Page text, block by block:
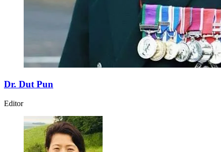
Dr. Dut Pun
Editor